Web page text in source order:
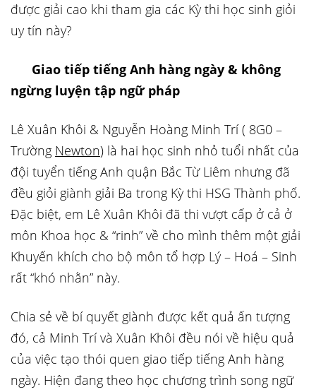
được giải cao khi tham gia các Kỳ thi học sinh giỏi
uy tín này?
Giao tiếp tiếng Anh hàng ngày & không
ngừng luyện tập ngữ pháp
Lê Xuân Khôi & Nguyễn Hoàng Minh Trí ( 8G0 –
Trường Newton) là hai học sinh nhỏ tuổi nhất của
đội tuyển tiếng Anh quận Bắc Từ Liêm nhưng đã
đều giỏi giành giải Ba trong Kỳ thi HSG Thành phố.
Đặc biệt, em Lê Xuân Khôi đã thi vượt cấp ở cả ở
môn Khoa học & “rinh” về cho mình thêm một giải
Khuyến khích cho bộ môn tổ hợp Lý – Hoá – Sinh
rất “khó nhằn” này.
Chia sẻ về bí quyết giành được kết quả ấn tượng
đó, cả Minh Trí và Xuân Khôi đều nói về hiệu quả
của việc tạo thói quen giao tiếp tiếng Anh hàng
ngày. Hiện đang theo học chương trình song ngữ